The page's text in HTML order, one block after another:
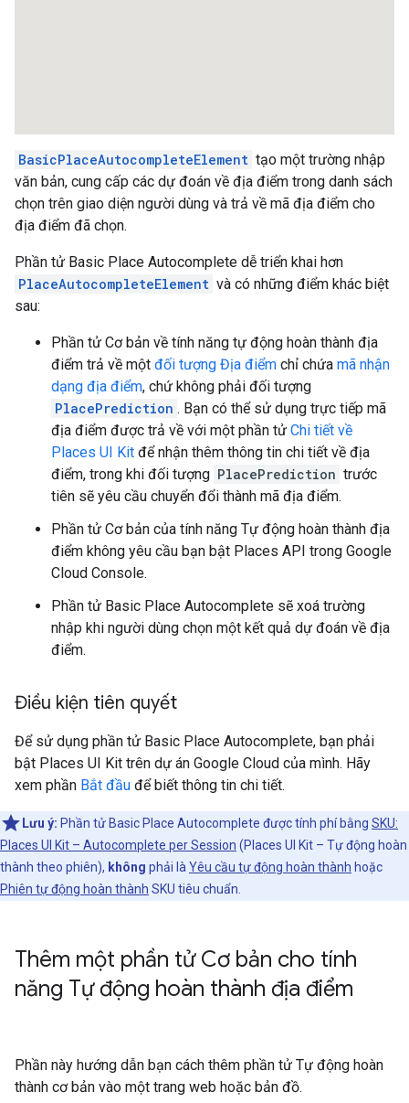
BasicPlaceAutocompleteElement tạo một trường nhập
văn bản, cung cấp các dự đoán về địa điểm trong danh sách
chọn trên giao diện người dùng và trả về mã địa điểm cho
địa điểm đã chọn.
Phần tử Basic Place Autocomplete dễ triển khai hơn
PlaceAutocompleteElement và có những điểm khác biệt
sau:
Phần tử Cơ bản về tính năng tự động hoàn thành địa
điểm trả về một đối tượng Địa điểm chỉ chứa mã nhận
dạng địa điểm, chứ không phải đối tượng
PlacePrediction . Bạn có thể sử dụng trực tiếp mã
địa điểm được trả về với một phần tử Chi tiết về
Places UI Kit để nhận thêm thông tin chi tiết về địa
điểm, trong khi đối tượng PlacePrediction trước
tiên sẽ yêu cầu chuyển đổi thành mã địa điểm.
Phần tử Cơ bản của tính năng Tự động hoàn thành địa
điểm không yêu cầu bạn bật Places API trong Google
Cloud Console.
Phần tử Basic Place Autocomplete sẽ xoá trường
nhập khi người dùng chọn một kết quả dự đoán về địa
điểm.
Điều kiện tiên quyết
Để sử dụng phần tử Basic Place Autocomplete, bạn phải
bật Places UI Kit trên dự án Google Cloud của mình. Hãy
xem phần Bắt đầu để biết thông tin chi tiết.
Lưu ý: Phần tử Basic Place Autocomplete được tính phí bằng SKU:
Places UI Kit – Autocomplete per Session (Places UI Kit – Tự động hoàn
thành theo phiên), không phải làYêu cầu tự động hoàn thành hoặc
Phiên tự động hoàn thành SKU tiêu chuẩn.
Thêm một phần tử Cơ bản cho tính
năng Tự động hoàn thành địa điểm
Phần này hướng dẫn bạn cách thêm phần tử Tự động hoàn
thành cơ bản vào một trang web hoặc bản đồ.